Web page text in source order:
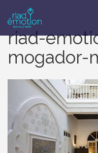
riad-
mogador-